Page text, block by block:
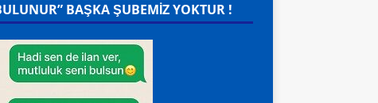
BAŞKA ŞUBEMİZ YOKTUR !